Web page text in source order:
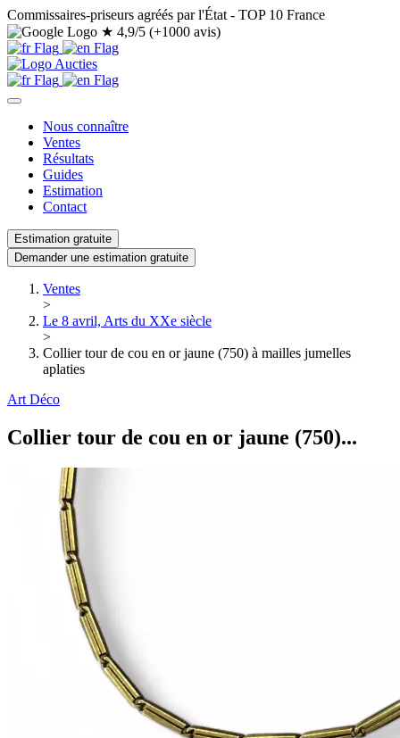
Commissaires-priseurs agréés par l'État - TOP 10 France
★ 4,9/5 (+1000 avis)
Nous connaître
Ventes
Résultats
Guides
Estimation
Contact
Estimation gratuite
Demander une estimation gratuite
Ventes
>
Le 8 avril, Arts du XXe siècle
>
Collier tour de cou en or jaune (750) à mailles jumelles
aplaties
Art Déco
Collier tour de cou en or jaune (750)...